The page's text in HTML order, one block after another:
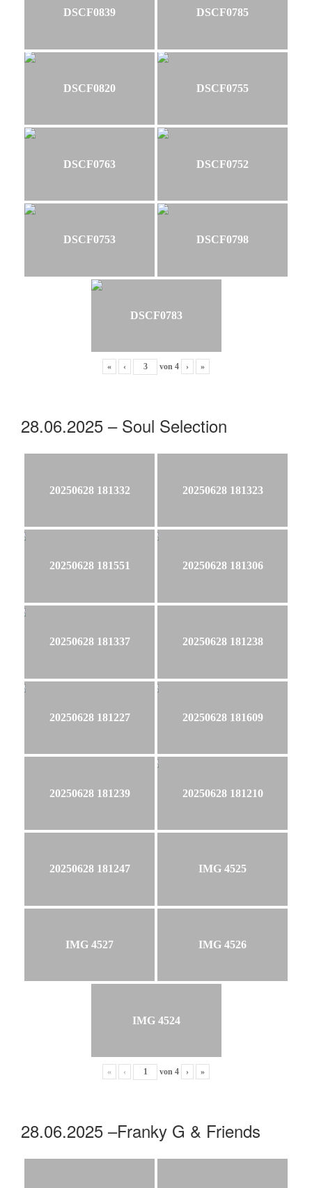
DSCF0839 DSCF0785
DSCF0820 DSCF0755
DSCF0763 DSCF0752
DSCF0753 DSCF0798
DSCF0783
« ‹ von 4 › »
28.06.2025 – Soul Selection
20250628 181332 20250628 181323
20250628 181551 20250628 181306
20250628 181337 20250628 181238
20250628 181227 20250628 181609
20250628 181239 20250628 181210
20250628 181247 IMG 4525
IMG 4527 IMG 4526
IMG 4524
« ‹ von 4 › »
28.06.2025 –Franky G & Friends